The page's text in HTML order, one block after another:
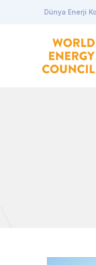
Dünya Enerji